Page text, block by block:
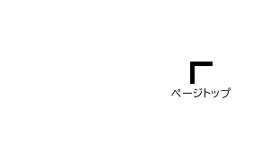
ページトップ